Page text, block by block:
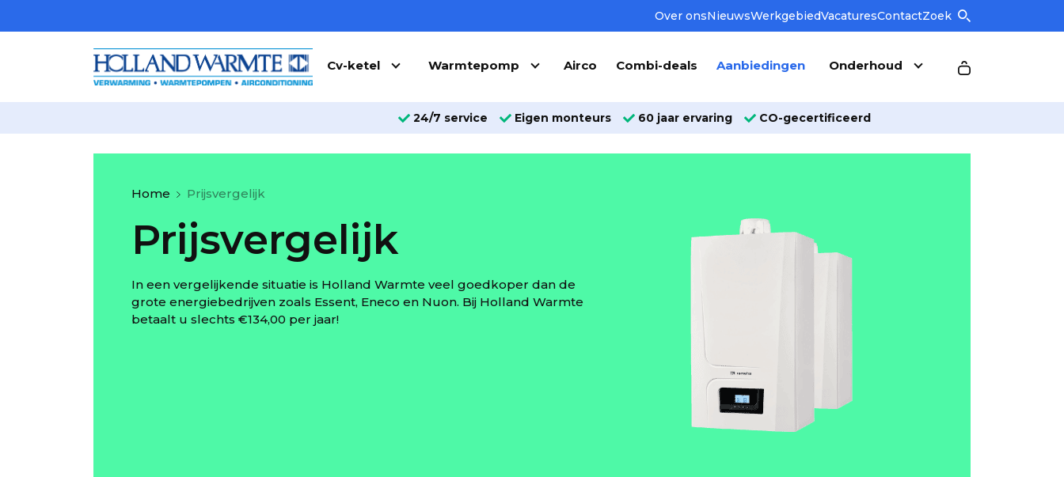
Over onsNieuwsWerkgebiedVacaturesContactZoek
Cv-ketel Warmtepomp Airco Combi-deals Aanbiedingen Onderhoud
24/7 service Eigen monteurs 60 jaar ervaring CO-gecertificeerd
Home Prijsvergelijk
Prijsvergelijk
In een vergelijkende situatie is Holland Warmte veel goedkoper dan de
grote energiebedrijven zoals Essent, Eneco en Nuon. Bij Holland Warmte
betaalt u slechts €134,00 per jaar!